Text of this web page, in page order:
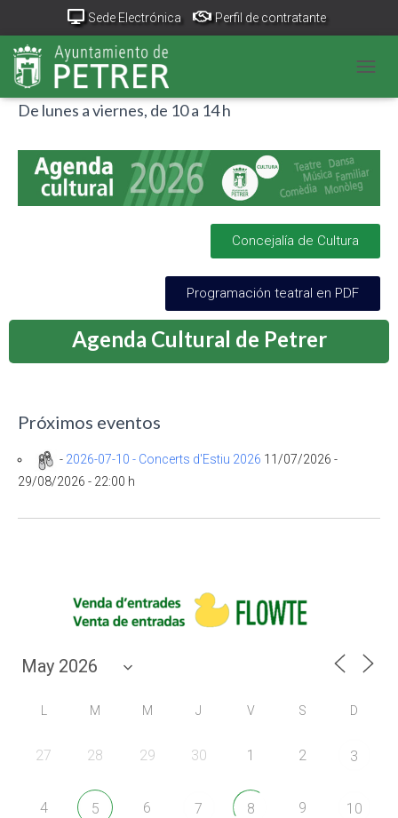
Sede Electrónica Perfil de contratante
Portal Transparencia
Canal de denuncias
Teléfono de información: 96 698 94 09
De lunes a viernes, de 10 a 14 h
Concejalía de Cultura
Programación teatral en PDF
Agenda Cultural de Petrer
Próximos eventos
- 2026-07-10 - Concerts d'Estiu 2026 11/07/2026 -
29/08/2026 - 22:00 h
L M M J V S D
27 28 29 30 1 2 3
4 5 6 7 8 9 10